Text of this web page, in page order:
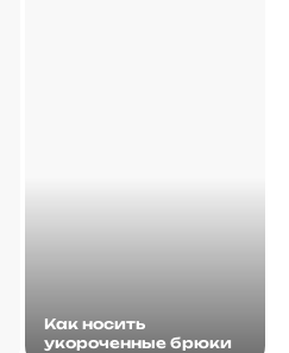
Как носить
укороченные брюки